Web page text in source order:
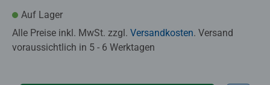
Auf Lager
Alle Preise inkl. MwSt. zzgl. Versandkosten. Versand
voraussichtlich in 5 - 6 Werktagen